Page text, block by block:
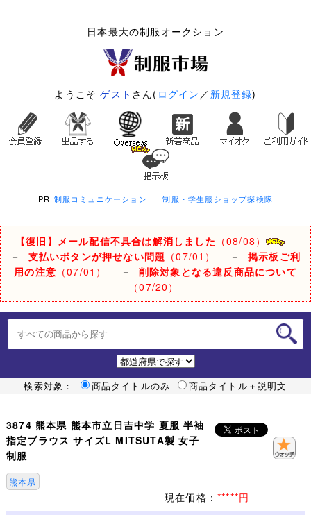
日本最大の制服オークション
ようこそゲスト さん( ログイン ／ 新規登録)
PR 制服コミュニケーション 制服・学生服ショップ探検隊
【復旧】メール配信不具合は解消しました （08/08）
－ 支払いボタンが押せない問題 （07/01） －掲示板ご利
用の注意 （07/01） － 削除対象となる違反商品について
（07/20）
検索対象： 商品タイトルのみ 商品タイトル＋説明文
3874 熊本県 熊本市立日吉中学 夏服 半袖
指定ブラウス サイズL MITSUTA製 女子
制服
熊本県
現在価格： *****円